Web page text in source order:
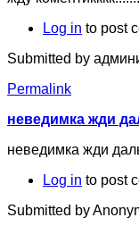
Log in to post
Submitted by
Permalink
неведимка жди
неведимка жди
Log in to post
Submitted by